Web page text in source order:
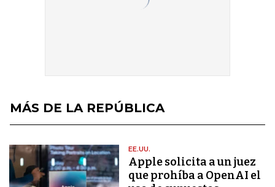
MÁS DE LA REPÚBLICA
EE.UU.
Apple solicita a un juez
que prohíba a OpenAI el